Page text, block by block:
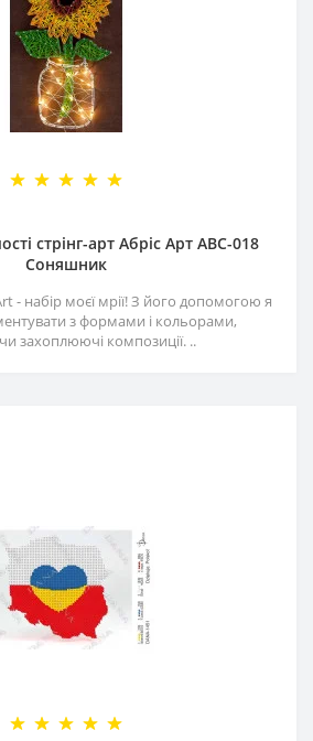
стрінг-арт Абріс Арт АВС-018
Соняшник
- набір моєї мрії! З його допомогою я
з формами і кольорами,
захоплюючі композиції. ..